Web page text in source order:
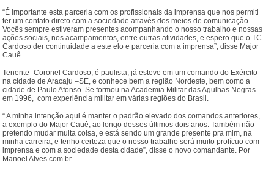
“É importante esta parceria com os profissionais da imprensa que nos permiti
ter um contato direto com a sociedade através dos meios de comunicação.
Vocês sempre estiveram presentes acompanhando o nosso trabalho e nossas
ações sociais, nos acampamentos, entre outras atividades, e espero que o TC
Cardoso der continuidade a este elo e parceria com a imprensa”, disse Major
Cauê.
Tenente- Coronel Cardoso, é paulista, já esteve em um comando do Exército
na cidade de Aracaju –SE, e conhece bem a região Nordeste, bem como a
cidade de Paulo Afonso. Se formou na Academia Militar das Agulhas Negras
em 1996, com experiência militar em várias regiões do Brasil.
“ A minha intenção aqui é manter o padrão elevado dos comandos anteriores,
a exemplo do Major Cauê, ao longo desses últimos dois anos. Também não
pretendo mudar muita coisa, e está sendo um grande presente pra mim, na
minha carreira, e tenho certeza que o nosso trabalho será muito profícuo com
imprensa e com a sociedade desta cidade”, disse o novo comandante. Por
Manoel Alves.com.br